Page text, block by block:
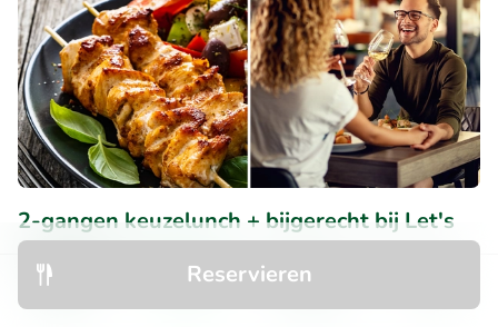
Reservieren
2-gangen keuzelunch + bijgerecht bij Let's
Meet Gent
Morgen